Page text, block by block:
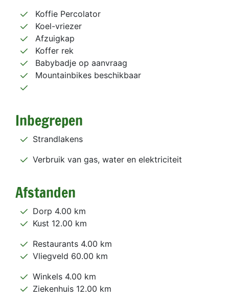
Koffie Percolator
Koel-vriezer
Afzuigkap
Koffer rek
Babybadje op aanvraag
Mountainbikes beschikbaar
Inbegrepen
Strandlakens
Verbruik van gas, water en elektriciteit
Afstanden
Dorp 4.00 km
Kust 12.00 km
Restaurants 4.00 km
Vliegveld 60.00 km
Winkels 4.00 km
Ziekenhuis 12.00 km